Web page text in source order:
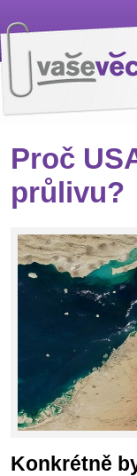
Proč
průlivu?
Konkrétně